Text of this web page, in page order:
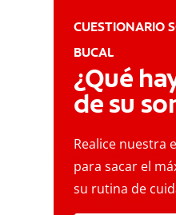
CUESTIONARIO
BUCAL
¿Qué
de su
Realice nuestra
para sacar el
su rutina de